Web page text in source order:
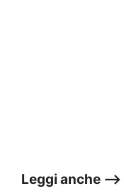
Leggi anche –>